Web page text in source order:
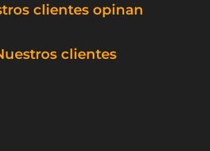
clientes opinan
clientes